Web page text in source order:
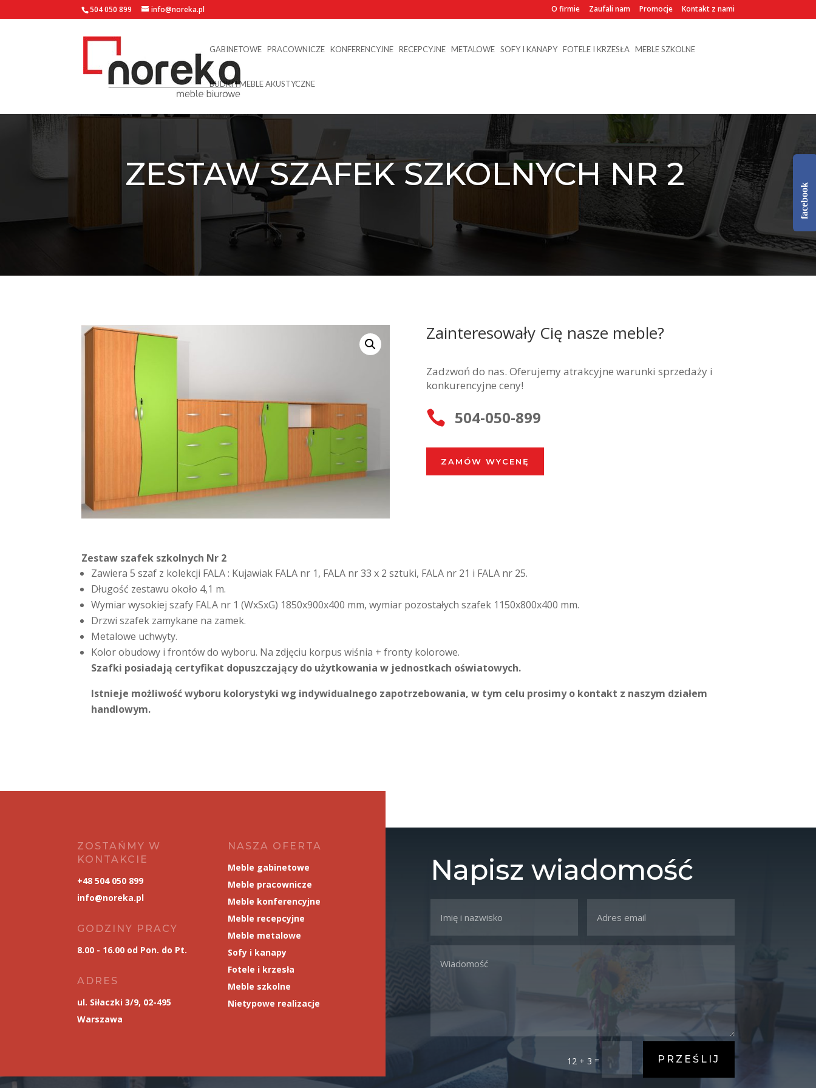
facebook
504 050 899 info@noreka.pl O firmie Zaufali nam Promocje Kontakt z nami
GABINETOWE PRACOWNICZE KONFERENCYJNE RECEPCYJNE METALOWE SOFY I KANAPY FOTELE I KRZESŁA MEBLE SZKOLNE
BUDKI I MEBLE AKUSTYCZNE
ZESTAW SZAFEK SZKOLNYCH NR 2
Zainteresowały Cię nasze meble?
Zadzwoń do nas. Oferujemy atrakcyjne warunki sprzedaży i
konkurencyjne ceny!
 504-050-899
ZAMÓW WYCENĘ
Zestaw szafek szkolnych Nr 2
Zawiera 5 szaf z kolekcji FALA : Kujawiak FALA nr 1, FALA nr 33 x 2 sztuki, FALA nr 21 i FALA nr 25.
Długość zestawu około 4,1 m.
Wymiar wysokiej szafy FALA nr 1 (WxSxG) 1850x900x400 mm, wymiar pozostałych szafek 1150x800x400 mm.
Drzwi szafek zamykane na zamek.
Metalowe uchwyty.
Kolor obudowy i frontów do wyboru. Na zdjęciu korpus wiśnia + fronty kolorowe.
Szafki posiadają certyfikat dopuszczający do użytkowania w jednostkach oświatowych.
Istnieje możliwość wyboru kolorystyki wg indywidualnego zapotrzebowania, w tym celu prosimy o kontakt z naszym działem
handlowym.
ZOSTAŃMY W
KONTAKCIE
+48 504 050 899
info@noreka.pl
GODZINY PRACY
8.00 - 16.00 od Pon. do Pt.
ADRES
ul. Siłaczki 3/9, 02-495
Warszawa
NASZA OFERTA
Meble gabinetowe
Meble pracownicze
Meble konferencyjne
Meble recepcyjne
Meble metalowe
Sofy i kanapy
Fotele i krzesła
Meble szkolne
Nietypowe realizacje
Napisz wiadomość
12 + 3 = PRZEŚLIJ